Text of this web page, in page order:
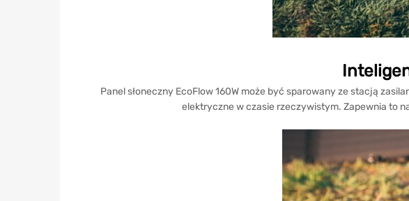
Panel słoneczny EcoFlow 160W może być sparowany ze stacją
elektryczne w czasie rzeczywistym. Zapewnia to